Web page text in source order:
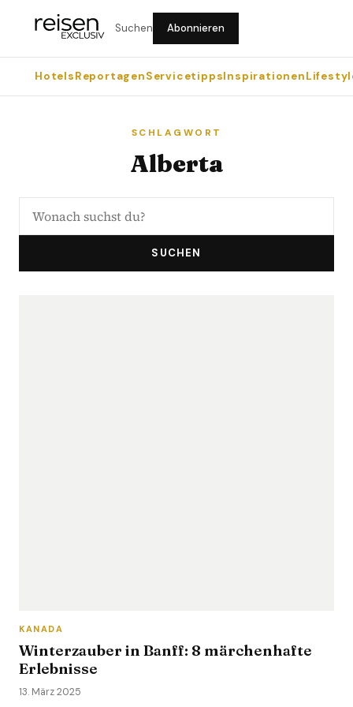
Suchen Abonnieren
HotelsReportagenServicetippsInspirationen
SCHLAGWORT
Alberta
SUCHEN
KANADA
Winterzauber in Banff: 8 märchenhafte
Erlebnisse
13. März 2025